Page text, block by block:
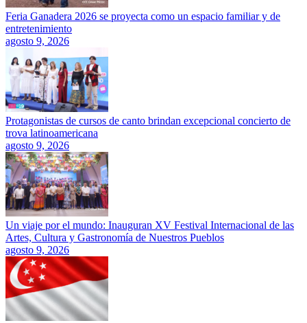
Feria Ganadera 2026 se proyecta como un espacio familiar y de
entretenimiento
agosto 9, 2026
Protagonistas de cursos de canto brindan excepcional concierto de
trova latinoamericana
agosto 9, 2026
Un viaje por el mundo: Inauguran XV Festival Internacional de las
Artes, Cultura y Gastronomía de Nuestros Pueblos
agosto 9, 2026